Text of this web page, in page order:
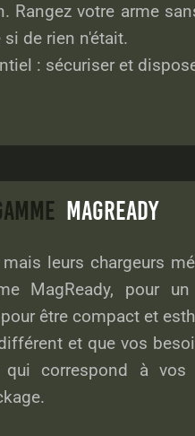
Rangez votre arme
de rien n'était.
: sécuriser et
MAGREADY
leurs chargeurs
MagReady, pour
être compact et
et que vos
correspond à vos